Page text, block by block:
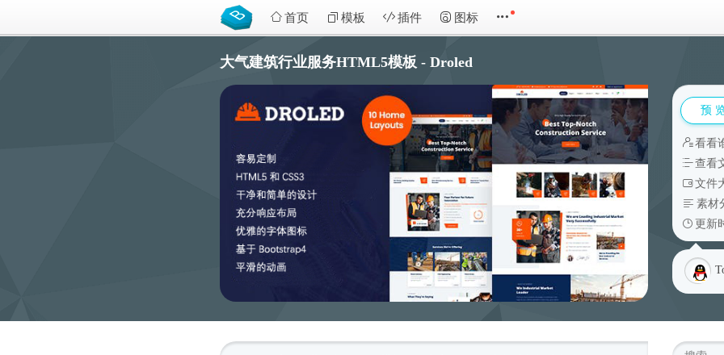
首页 模板 插件 图标
大气建筑行业服务HTML5模板 - Droled
预
看看
查看
文件
素材
更新